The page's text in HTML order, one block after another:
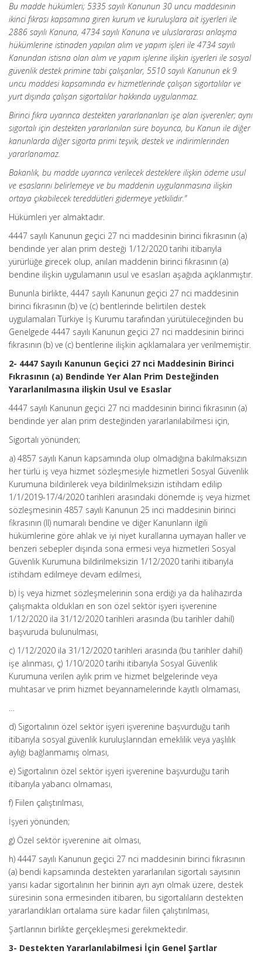
Bu madde hükümleri; 5335 sayılı Kanunun 30 uncu maddesinin
ikinci fıkrası kapsamına giren kurum ve kuruluşlara ait işyerleri ile
2886 sayılı Kanuna, 4734 sayılı Kanuna ve uluslararası anlaşma
hükümlerine istinaden yapılan alım ve yapım işleri ile 4734 sayılı
Kanundan istisna olan alım ve yapım işlerine ilişkin işyerleri ile sosyal
güvenlik destek primine tabi çalışanlar, 5510 sayılı Kanunun ek 9
uncu maddesi kapsamında ev hizmetlerinde çalışan sigortalılar ve
yurt dışında çalışan sigortalılar hakkında uygulanmaz.
Birinci fıkra uyarınca destekten yararlananları işe alan işverenler; aynı
sigortalı için destekten yararlanılan süre boyunca, bu Kanun ile diğer
kanunlarda diğer sigorta primi teşvik, destek ve indirimlerinden
yararlanamaz.
Bakanlık, bu madde uyarınca verilecek desteklere ilişkin ödeme usul
ve esaslarını belirlemeye ve bu maddenin uygulanmasına ilişkin
ortaya çıkabilecek tereddütleri gidermeye yetkilidir.”
Hükümleri yer almaktadır.
4447 sayılı Kanunun geçici 27 nci maddesinin birinci fıkrasının (a)
bendinde yer alan prim desteği 1/12/2020 tarihi itibarıyla
yürürlüğe girecek olup, anılan maddenin birinci fıkrasının (a)
bendine ilişkin uygulamanın usul ve esasları aşağıda açıklanmıştır.
Bununla birlikte, 4447 sayılı Kanunun geçici 27 nci maddesinin
birinci fıkrasının (b) ve (c) bentlerinde belirtilen destek
uygulamaları Türkiye İş Kurumu tarafından yürütüleceğinden bu
Genelgede 4447 sayılı Kanunun geçici 27 nci maddesinin birinci
fıkrasının (b) ve (c) bentlerine ilişkin açıklamalara yer verilmemiştir.
2- 4447 Sayılı Kanunun Geçici 27 nci Maddesinin Birinci
Fıkrasının (a) Bendinde Yer Alan Prim Desteğinden
Yararlanılmasına ilişkin Usul ve Esaslar
4447 sayılı Kanunun geçici 27 nci maddesinin birinci fıkrasının (a)
bendinde yer alan prim desteğinden yararlanılabilmesi için,
Sigortalı yönünden;
a) 4857 sayılı Kanun kapsamında olup olmadığına bakılmaksızın
her türlü iş veya hizmet sözleşmesiyle hizmetleri Sosyal Güvenlik
Kurumuna bildirilerek veya bildirilmeksizin istihdam edilip
1/1/2019-17/4/2020 tarihleri arasındaki dönemde iş veya hizmet
sözleşmesinin 4857 sayılı Kanunun 25 inci maddesinin birinci
fikrasının (II) numaralı bendine ve diğer Kanunların ilgili
hükümlerine göre ahlak ve iyi niyet kurallarına uymayan haller ve
benzeri sebepler dışında sona ermesi veya hizmetleri Sosyal
Güvenlik Kurumuna bildirilmeksizin 1/12/2020 tarihi itibarıyla
istihdam edilmeye devam edilmesi,
b) İş veya hizmet sözleşmelerinin sona erdiği ya da halihazırda
çalışmakta oldukları en son özel sektör işyeri işverenine
1/12/2020 ila 31/12/2020 tarihleri arasında (bu tarihler dahil)
başvuruda bulunulması,
c) 1/12/2020 ila 31/12/2020 tarihleri arasında (bu tarihler dahil)
işe alınması, ç) 1/10/2020 tarihi itibarıyla Sosyal Güvenlik
Kurumuna verilen aylık prim ve hizmet belgelerinde veya
muhtasar ve prim hizmet beyannamelerinde kayıtlı olmaması,
…
d) Sigortalının özel sektör işyeri işverenine başvurduğu tarih
itibarıyla sosyal güvenlik kuruluşlarından emeklilik veya yaşlılık
aylığı bağlanmamış olması,
e) Sigortalının özel sektör işyeri işverenine başvurduğu tarih
itibarıyla yabancı olmaması,
f) Fiilen çalıştırılması,
İşyeri yönünden;
g) Özel sektör işverenine ait olması,
h) 4447 sayılı Kanunun geçici 27 nci maddesinin birinci fıkrasının
(a) bendi kapsamında destekten yararlanılan sigortalı sayısının
yarısı kadar sigortalının her birinin ayrı ayrı olmak üzere, destek
süresinin sona ermesinden itibaren, bu sigortalıların destekten
yararlandıkları ortalama süre kadar fiilen çalıştırılması,
Şartlarının birlikte gerçekleşmesi gerekmektedir.
3- Destekten Yararlanılabilmesi İçin Genel Şartlar